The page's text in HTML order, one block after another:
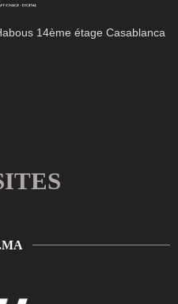
14ème étage Casablanca